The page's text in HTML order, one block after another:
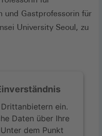
und Gastprofessorin für
University Seoul, zu
ein.
Daten über Ihre
dem Punkt